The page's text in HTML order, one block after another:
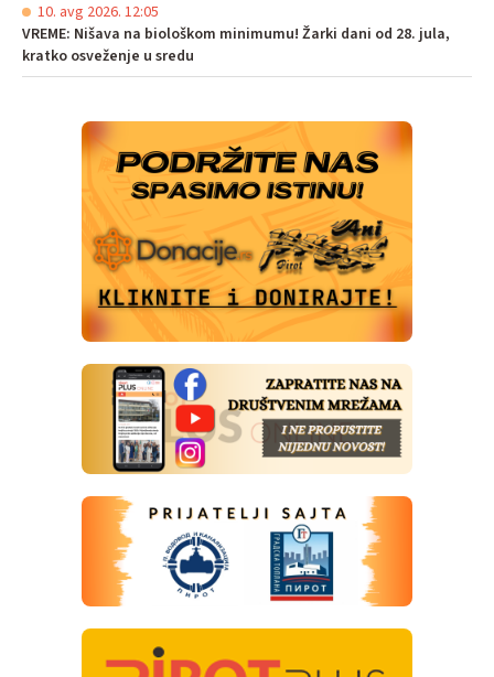
10. avg 2026. 12:05
VREME: Nišava na biološkom minimumu! Žarki dani od 28. jula,
kratko osveženje u sredu